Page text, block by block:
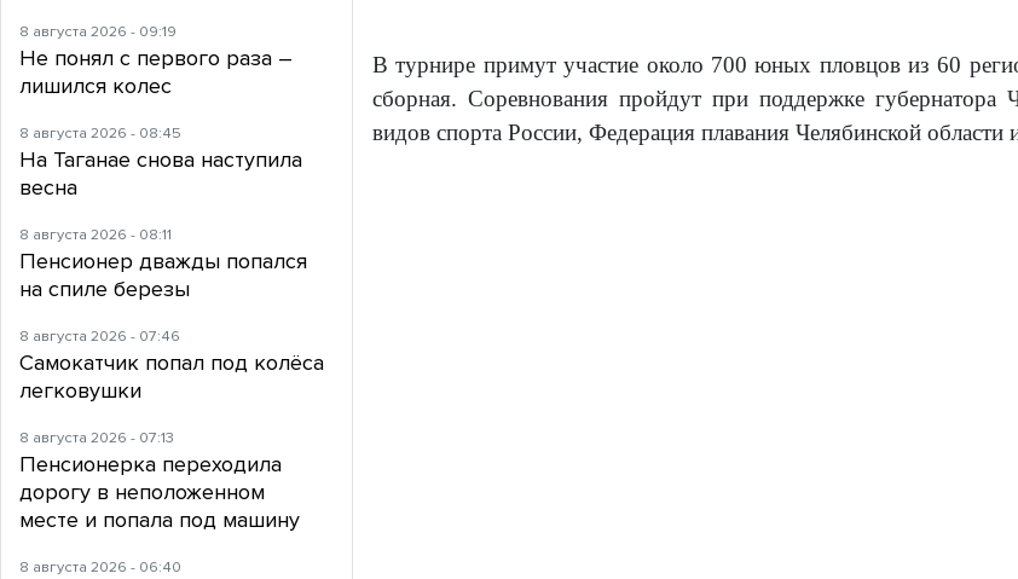
В турнире примут участие около 700 юных пловцов из 60
сборная. Соревнования пройдут при поддержке
видов спорта России, Федерация плавания Челябинской
8 августа 2026 - 09:19
Не понял с первого раза –
лишился колес
8 августа 2026 - 08:45
На Таганае снова наступила
весна
8 августа 2026 - 08:11
Пенсионер дважды попался
на спиле березы
8 августа 2026 - 07:46
Самокатчик попал под колёса
легковушки
8 августа 2026 - 07:13
Пенсионерка переходила
дорогу в неположенном
месте и попала под машину
8 августа 2026 - 06:40